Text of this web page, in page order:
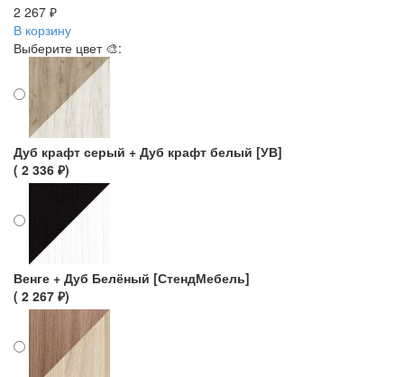
2 267 ₽
В корзину
Выберите цвет 🎨:
Дуб крафт серый + Дуб крафт белый [УВ]
( 2 336 ₽)
Венге + Дуб Белёный [СтендМебель]
( 2 267 ₽)